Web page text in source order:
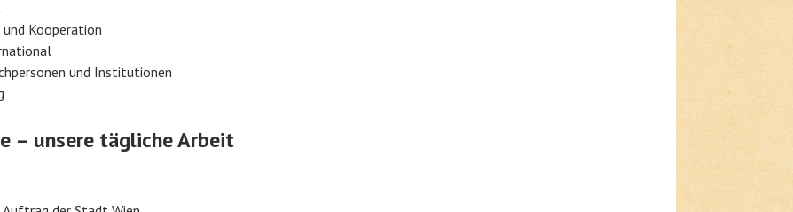
Kooperation
und Institutionen
– unsere tägliche Arbeit